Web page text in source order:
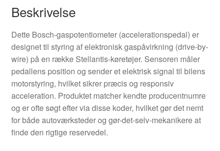
Beskrivelse
Dette Bosch-gaspotentiometer (accelerationspedal) er
designet til styring af elektronisk gaspåvirkning (drive-by-
wire) på en række Stellantis-køretøjer. Sensoren måler
pedallens position og sender et elektrisk signal til bilens
motorstyring, hvilket sikrer præcis og responsiv
acceleration. Produktet matcher kendte producentnumre
og er ofte søgt efter via disse koder, hvilket gør det nemt
for både autoværksteder og gør-det-selv-mekanikere at
finde den rigtige reservedel.